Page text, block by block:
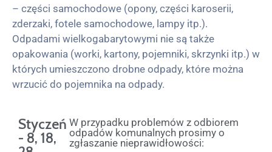
– części samochodowe (opony, części karoserii,
zderzaki, fotele samochodowe, lampy itp.).
Odpadami wielkogabarytowymi nie są także
opakowania (worki, kartony, pojemniki, skrzynki itp.) w
których umieszczono drobne odpady, które można
wrzucić do pojemnika na odpady.
Styczeń
- 8, 18,
W przypadku problemów z odbiorem
odpadów komunalnych prosimy o
zgłaszanie nieprawidłowości: